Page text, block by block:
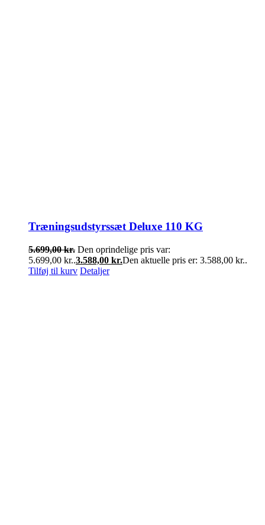
Træningsudstyrssæt Deluxe 110 KG
5.699,00kr. Den oprindelige pris var:
5.699,00 kr..3.588,00 kr.Den aktuelle pris er: 3.588,00 kr..
Tilføj til kurv Detaljer